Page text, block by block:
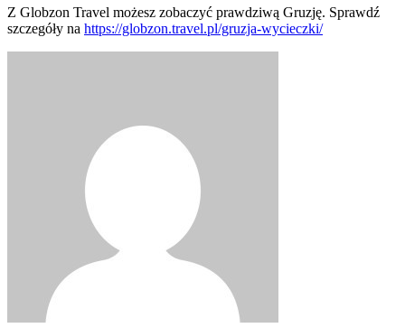
Z Globzon Travel możesz zobaczyć prawdziwą Gruzję. Sprawdź
szczegóły na https://globzon.travel.pl/gruzja-wycieczki/